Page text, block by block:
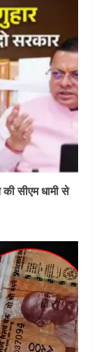
सीएम धामी से